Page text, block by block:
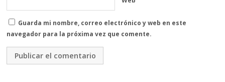
Guarda mi nombre, correo electrónico y web en este
navegador para la próxima vez que comente.